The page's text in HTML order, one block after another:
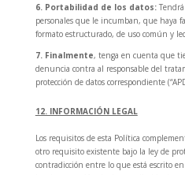
6. Portabilidad de los datos:
personales que le incumban, que haya
formato estructurado, de uso común y
7. Finalmente, tenga en cuenta que
denuncia contra al responsable del
protección de datos correspondiente
12. INFORMACIÓN LEGAL
Los requisitos de esta Política
otro requisito existente bajo la ley de
contradicción entre lo que está escrito